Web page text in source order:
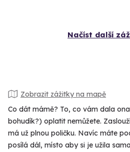
Načíst další
Zobrazit zážitky na mapě
Co dát mámě? To, co vám dala
bohudík?) oplatit nemůžete.
má už plnou poličku. Navíc máte
posílá dál, místo aby si je užila